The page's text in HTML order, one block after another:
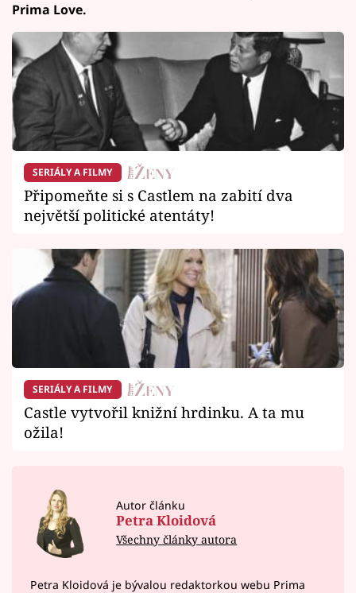
Prima Love.
SERIÁLY A FILMY
Připomeňte si s Castlem na zabití dva
největší politické atentáty!
SERIÁLY A FILMY
Castle vytvořil knižní hrdinku. A ta mu
ožila!
Autor článku
Petra Kloidová
Všechny články autora
Petra Kloidová je bývalou redaktorkou webu Prima